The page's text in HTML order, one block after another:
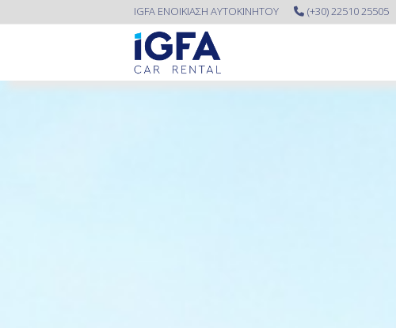
IGFA ΕΝΟΙΚΙΑΣΗ ΑΥΤΟΚΙΝΗΤΟΥ (+30) 22510 25505